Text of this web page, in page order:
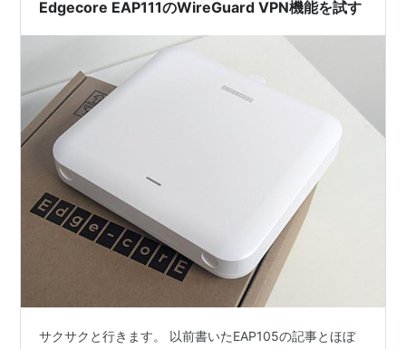
Edgecore EAP111のWireGuard VPN機能を試す
サクサクと行きます。 以前書いたEAP105の記事とほぼ